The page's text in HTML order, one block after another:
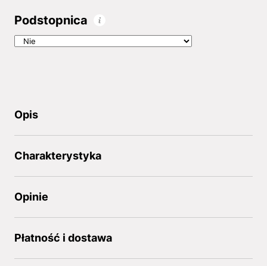
Podstopnica
Opis
Charakterystyka
Opinie
Płatność i dostawa